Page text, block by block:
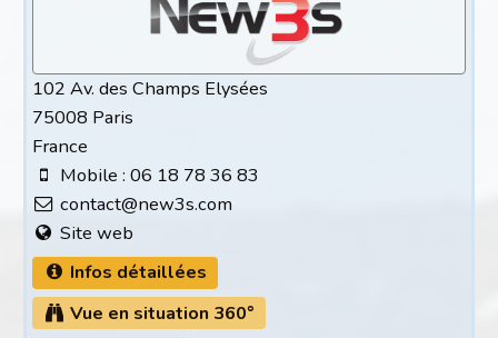
102 Av. des Champs Elysées
75008 Paris
France
Mobile : 06 18 78 36 83
contact@new3s.com
Site web
Infos détaillées
Vue en situation 360°